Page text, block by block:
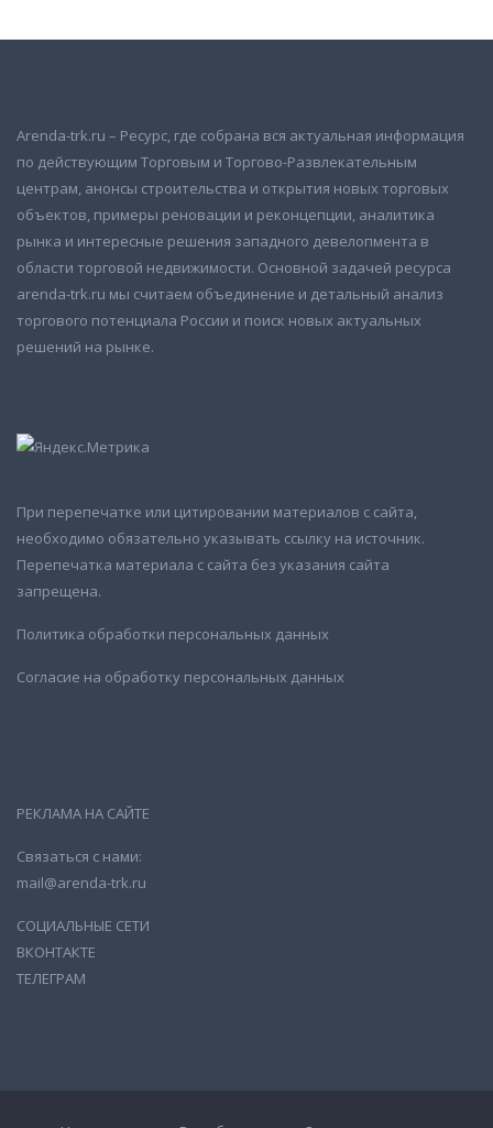
Arenda-trk.ru – Ресурс, где собрана вся актуальная информация
по действующим Торговым и Торгово-Развлекательным
центрам, анонсы строительства и открытия новых торговых
объектов, примеры реновации и реконцепции, аналитика
рынка и интересные решения западного девелопмента в
области торговой недвижимости. Основной задачей ресурса
arenda-trk.ru мы считаем объединение и детальный анализ
торгового потенциала России и поиск новых актуальных
решений на рынке.
При перепечатке или цитировании материалов с сайта,
необходимо обязательно указывать ссылку на источник.
Перепечатка материала с сайта без указания сайта
запрещена.
Политика обработки персональных данных
Согласие на обработку персональных данных
РЕКЛАМА НА САЙТЕ
Связаться с нами:
mail@arenda-trk.ru
СОЦИАЛЬНЫЕ СЕТИ
ВКОНТАКТЕ
ТЕЛЕГРАМ